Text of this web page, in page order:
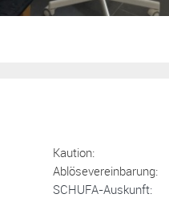
Kaution:
Ablösevereinbarung:
SCHUFA-Auskunft: